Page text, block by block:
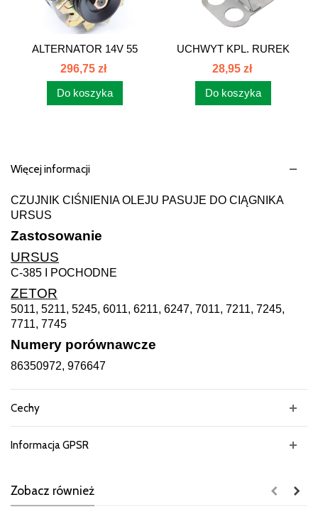
ALTERNATOR 14V 55
MF/3P URSUS...
296,75 zł
Do koszyka
UCHWYT KPL. RUREK
WYWROTU 7011...
28,95 zł
Do koszyka
Więcej informacji
CZUJNIK CIŚNIENIA OLEJU PASUJE DO CIĄGNIKA
URSUS
Zastosowanie
URSUS
C-385 I POCHODNE
ZETOR
5011, 5211, 5245, 6011, 6211, 6247, 7011, 7211, 7245,
7711, 7745
Numery porównawcze
86350972, 976647
Cechy
Informacja GPSR
Zobacz również